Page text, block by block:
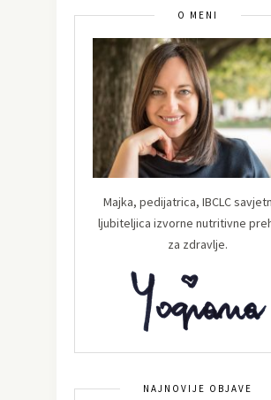
O MENI
Majka, pedijatrica, IBCLC
ljubiteljica izvorne nutritivne
za zdravlje.
NAJNOVIJE OBJAVE